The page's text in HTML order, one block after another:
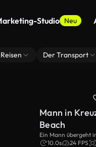
Studio Neu
Reisen Der Transport
Mann in
Beach
Ein Mann übergeht
Felsstrand und
10.0s 24 FPS